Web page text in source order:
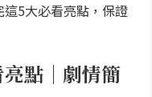
5大必看亮點，保證
亮點｜劇情簡